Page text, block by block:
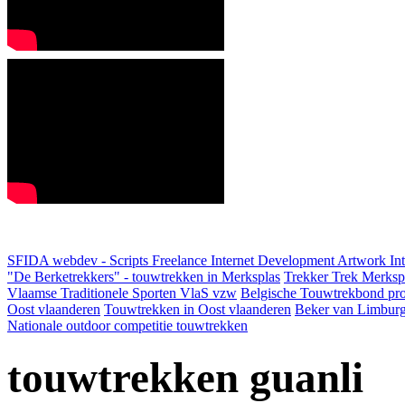
SFIDA webdev - Scripts Freelance Internet Development Artwork
"De Berketrekkers" - touwtrekken in Merksplas Trekker Trek
Vlaamse Traditionele Sporten VlaS vzw Belgische Touwtrekbond
Oost vlaanderen Touwtrekken in Oost vlaanderen Beker van
Nationale outdoor competitie touwtrekken
touwtrekken guanli